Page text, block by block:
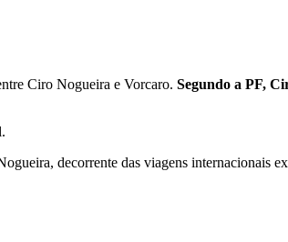
Ciro Nogueira e Vorcaro. Segundo a PF,
decorrente das viagens internacionais